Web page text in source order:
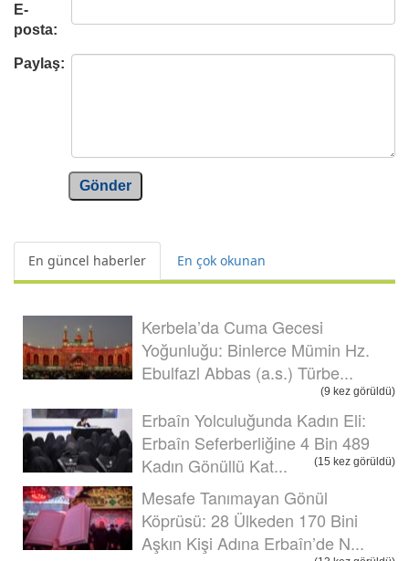
E-
posta:
Paylaş:
Gönder
En güncel haberler En çok okunan
Kerbela’da Cuma Gecesi
Yoğunluğu: Binlerce Mümin Hz.
Ebulfazl Abbas (a.s.) Türbe...
(9 kez görüldü)
Erbaîn Yolculuğunda Kadın Eli:
Erbaîn Seferberliğine 4 Bin 489
Kadın Gönüllü Kat...
(15 kez görüldü)
Mesafe Tanımayan Gönül
Köprüsü: 28 Ülkeden 170 Bini
Aşkın Kişi Adına Erbaîn’de N...